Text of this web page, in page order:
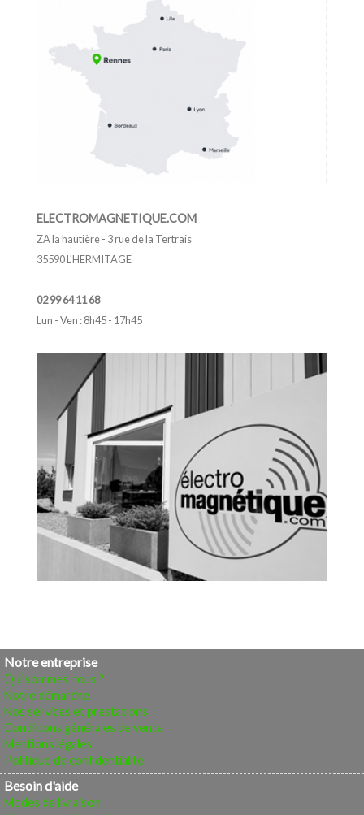
ELECTROMAGNETIQUE.COM
ZA la hautière - 3 rue de la Tertrais
35590 L'HERMITAGE
02 99 64 11 68
Lun - Ven : 8h45 - 17h45
Notre entreprise
Qui sommes nous ?
Notre démarche
Nos services et prestations
Conditions générales de vente
Mentions légales
Politique de confidentialité
Besoin d'aide
Modes de livraison